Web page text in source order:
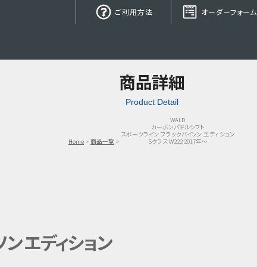
ご利用方法 オーダーフォーム
商品詳細
Product Detail
Home 商品一覧
WALD
カーボンパドルシフト
スポーツライン ブラックバイソン エディション
Sクラス W222 2017年～
エディション